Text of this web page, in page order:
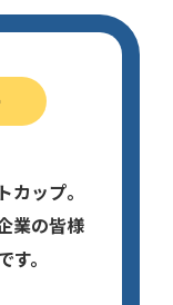
ップ。
業の皆様
。